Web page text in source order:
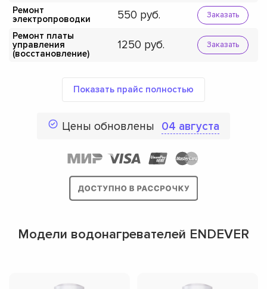
Ремонт
электропроводки
550 Заказать
Ремонт платы
управления
(восстановление)
1250 Заказать
Показать прайс полностью
Цены обновлены 04 августа
Модели водонагревателей ENDEVER